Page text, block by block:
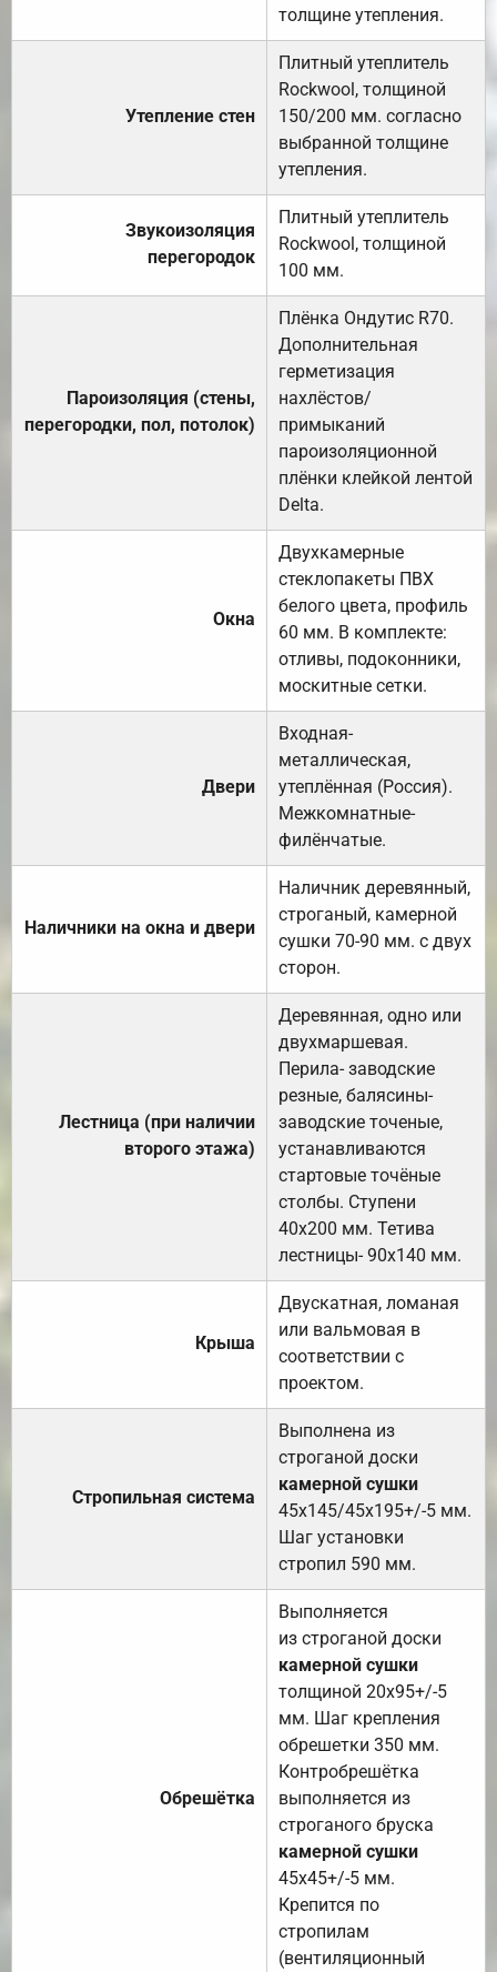
толщине утепления.
Утепление стен
Плитный утеплитель
Rockwool, толщиной
150/200 мм. согласно
выбранной толщине
утепления.
Звукоизоляция
перегородок
Плитный утеплитель
Rockwool, толщиной
100 мм.
Пароизоляция (стены,
перегородки, пол, потолок)
Плёнка Ондутис R70.
Дополнительная
герметизация
нахлёстов/
примыканий
пароизоляционной
плёнки клейкой лентой
Delta.
Окна
Двухкамерные
стеклопакеты ПВХ
белого цвета, профиль
60 мм. В комплекте:
отливы, подоконники,
москитные сетки.
Двери
Входная-
металлическая,
утеплённая (Россия).
Межкомнатные-
филёнчатые.
Наличники на окна и двери
Наличник деревянный,
строганый, камерной
сушки 70-90 мм. с двух
сторон.
Лестница (при наличии
второго этажа)
Деревянная, одно или
двухмаршевая.
Перила- заводские
резные, балясины-
заводские точеные,
устанавливаются
стартовые точёные
столбы. Ступени
40х200 мм. Тетива
лестницы- 90х140 мм.
Крыша
Двускатная, ломаная
или вальмовая в
соответствии с
проектом.
Стропильная система
Выполнена из
строганой доски
камерной сушки
45х145/45х195+/-5 мм.
Шаг установки
стропил 590 мм.
Обрешётка
Выполняется
из строганой доски
камерной сушки
толщиной 20х95+/-5
мм. Шаг крепления
обрешетки 350 мм.
Контробрешётка
выполняется из
строганого бруска
камерной сушки
45х45+/-5 мм.
Крепится по
стропилам
(вентиляционный